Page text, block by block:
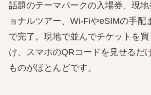
話題のテーマパークの入場券、現
ョナルツアー、Wi-FiやeSIMの手配
で完了。現地で並んでチケットを
け、スマホのQRコードを見せるだ
ものがほとんどです。